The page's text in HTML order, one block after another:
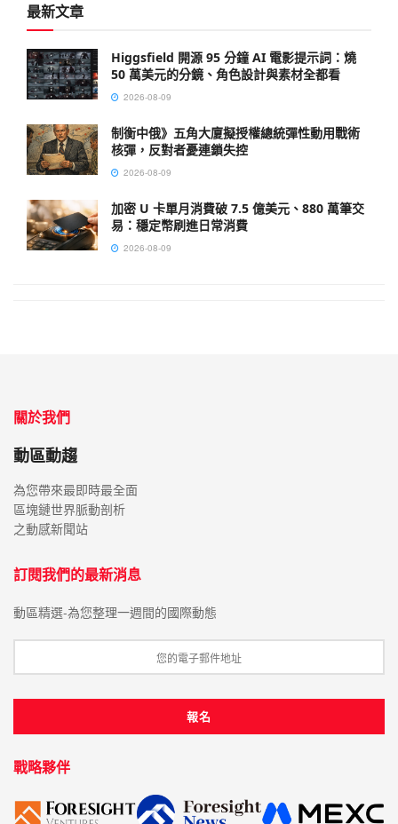
最新文章
Higgsfield 開源 95 分鐘 AI 電影提示詞：燒
50 萬美元的分鏡、角色設計與素材全都看
2026-08-09
制衡中俄》五角大廈擬授權總統彈性動用戰術
核彈，反對者憂連鎖失控
2026-08-09
加密 U 卡單月消費破 7.5 億美元、880 萬筆交
易：穩定幣刷進日常消費
2026-08-09
關於我們
動區動趨
為您帶來最即時最全面
區塊鏈世界脈動剖析
之動感新聞站
訂閱我們的最新消息
動區精選-為您整理一週間的國際動態
戰略夥伴